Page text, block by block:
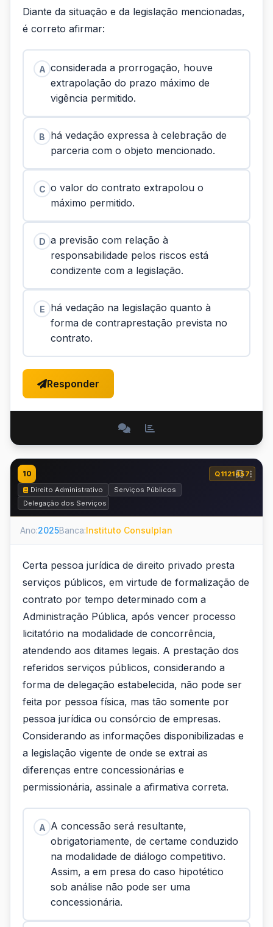
Diante da situação e da legislação mencionadas,
é correto afirmar:
A considerada a prorrogação, houve
extrapolação do prazo máximo de
vigência permitido.
B
há vedação expressa à celebração de
parceria com o objeto mencionado.
C o valor do contrato extrapolou o
máximo permitido.
D a previsão com relação à
responsabilidade pelos riscos está
condizente com a legislação.
E
há vedação na legislação quanto à
forma de contraprestação prevista no
contrato.
Responder
10
Q1121457
Direito Administrativo
Serviços Públicos
Delegação dos Serviços Públicos - Concessão e Permissão
Ano:2025Banca:Instituto Consulplan
Certa pessoa jurídica de direito privado presta
serviços públicos, em virtude de formalização de
contrato por tempo determinado com a
Administração Pública, após vencer processo
licitatório na modalidade de concorrência,
atendendo aos ditames legais. A prestação dos
referidos serviços públicos, considerando a
forma de delegação estabelecida, não pode ser
feita por pessoa física, mas tão somente por
pessoa jurídica ou consórcio de empresas.
Considerando as informações disponibilizadas e
a legislação vigente de onde se extrai as
diferenças entre concessionárias e
permissionária, assinale a afirmativa correta.
A A concessão será resultante,
obrigatoriamente, de certame conduzido
na modalidade de diálogo competitivo.
Assim, a em presa do caso hipotético
sob análise não pode ser uma
concessionária.